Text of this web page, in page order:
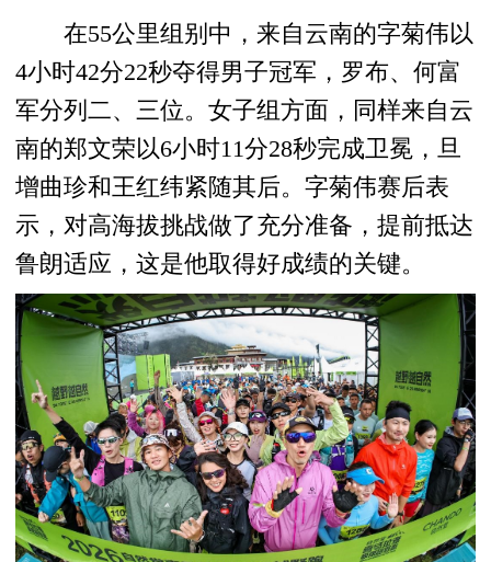
在55公里组别中，来自云南的字菊伟以
4小时42分22秒夺得男子冠军，罗布、何富
军分列二、三位。女子组方面，同样来自云
南的郑文荣以6小时11分28秒完成卫冕，旦
增曲珍和王红纬紧随其后。字菊伟赛后表
示，对高海拔挑战做了充分准备，提前抵达
鲁朗适应，这是他取得好成绩的关键。